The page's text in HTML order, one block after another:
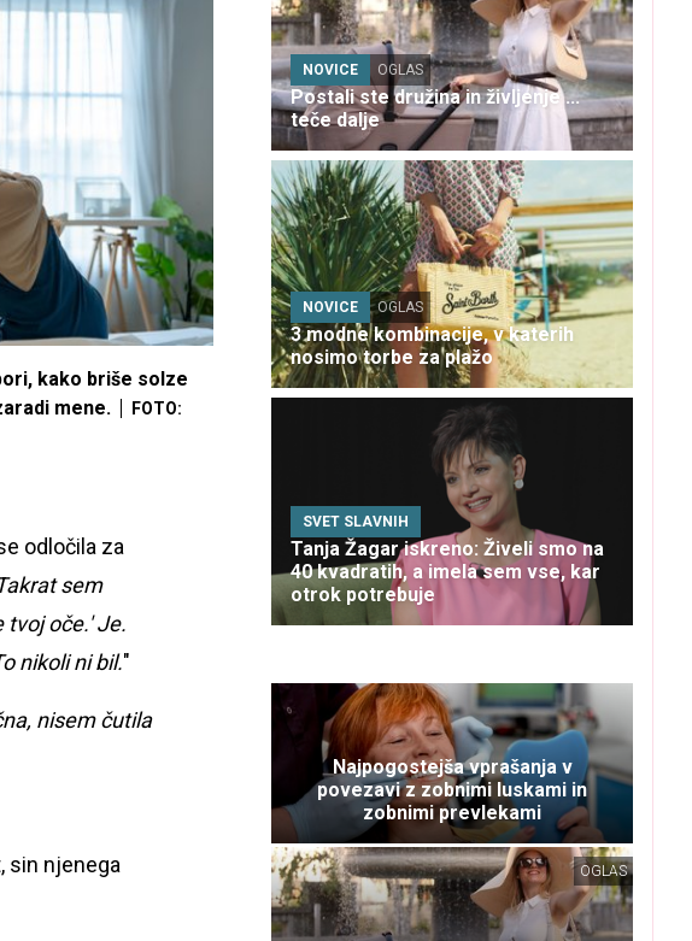
kako briše solze
mene.
FOTO:
odločila za
sem
tvoj oče.' Je.
nikoli ni bil."
nisem čutila
sin njenega
NOVICE OGLAS
Postali ste družina in življenje ...
teče dalje
NOVICE OGLAS
3 modne kombinacije, v katerih
nosimo torbe za plažo
SVET SLAVNIH
Tanja Žagar iskreno: Živeli smo na
40 kvadratih, a imela sem vse, kar
otrok potrebuje
Najpogostejša vprašanja v
povezavi z zobnimi luskami in
zobnimi prevlekami
OGLAS